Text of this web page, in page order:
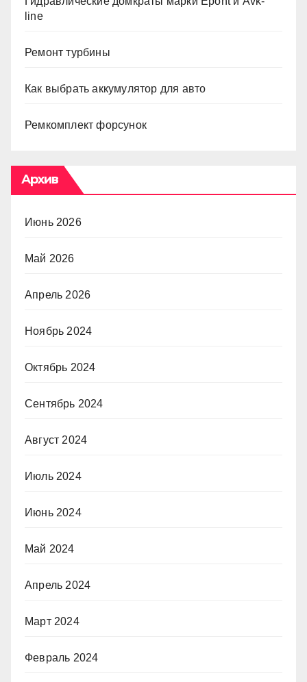
line
Ремонт турбины
Как выбрать аккумулятор для авто
Ремкомплект форсунок
Архив
Июнь 2026
Май 2026
Апрель 2026
Ноябрь 2024
Октябрь 2024
Сентябрь 2024
Август 2024
Июль 2024
Июнь 2024
Май 2024
Апрель 2024
Март 2024
Февраль 2024